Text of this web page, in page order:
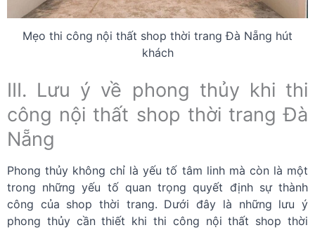
Mẹo thi công nội thất shop thời trang Đà Nẵng hút
khách
III. Lưu ý về phong thủy khi thi
công nội thất shop thời trang Đà
Nẵng
Phong thủy không chỉ là yếu tố tâm linh mà còn là một
trong những yếu tố quan trọng quyết định sự thành
công của shop thời trang. Dưới đây là những lưu ý
phong thủy cần thiết khi thi công nội thất shop thời